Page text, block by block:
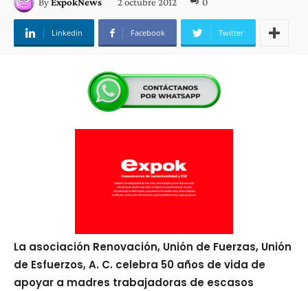
Linkedin Facebook Twitter
La asociación Renovación, Unión de Fuerzas, Unión
de Esfuerzos, A. C. celebra 50 años de vida de
apoyar a madres trabajadoras de escasos